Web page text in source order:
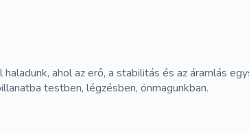
ahol az erő, a stabilitás és az áramlás
testben, légzésben, önmagunkban.